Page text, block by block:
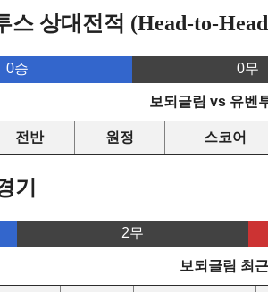
스 상대전적 (Head-to-
0승 0무
보되글림 vs 유벤
전반 원정 스코어
기
2무
보되글림 최